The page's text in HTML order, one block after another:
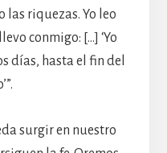
riquezas. Yo leo
conmigo: […] ‘Yo
días, hasta el fin del
surgir en nuestro